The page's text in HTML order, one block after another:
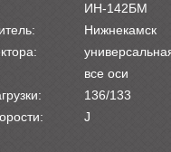
ИН-142БМ
Нижнекамск
все оси
136/133
J